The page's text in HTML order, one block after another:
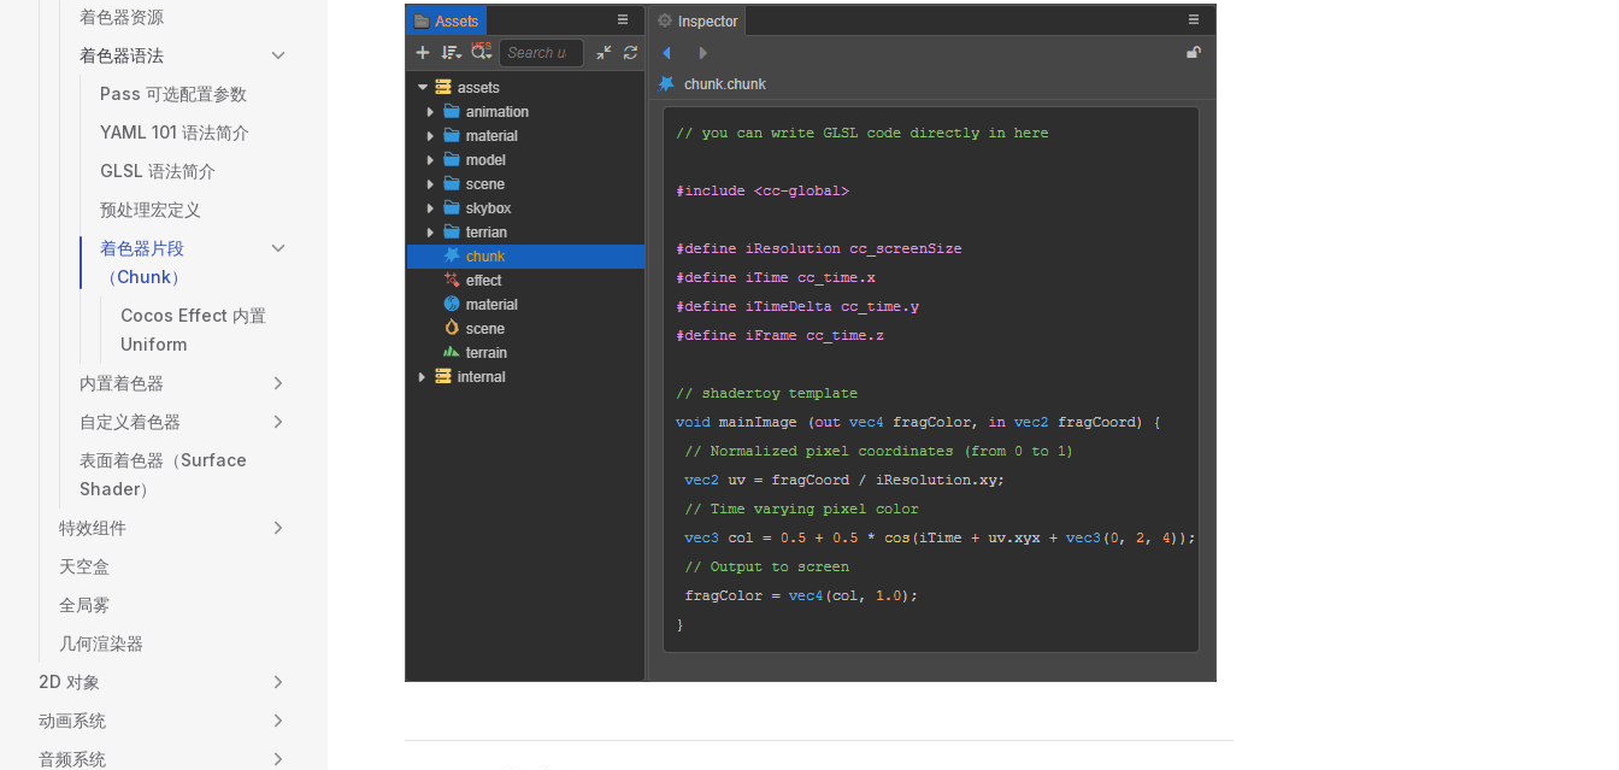
着色器资源
着色器语法
Pass 可选配置参数
YAML 101 语法简介
GLSL 语法简介
预处理宏定义
着色器片段
（Chunk）
Cocos Effect 内置
Uniform
内置着色器
自定义着色器
表面着色器（Surface
Shader）
特效组件
天空盒
全局雾
几何渲染器
2D 对象
动画系统
音频系统